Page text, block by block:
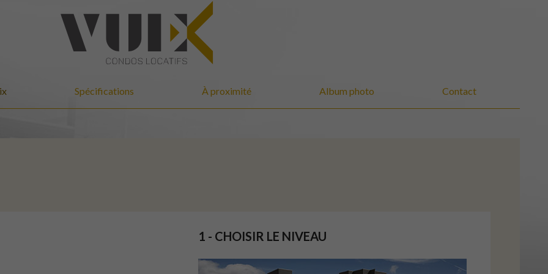
Spécifications À proximité Album photo Contact
1 - CHOISIR LE NIVEAU